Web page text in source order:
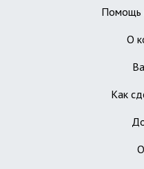
Помощь
О
Как